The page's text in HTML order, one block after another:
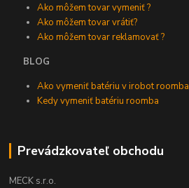
Ako môžem tovar vymeniť ?
Ako môžem tovar vrátiť?
Ako môžem tovar reklamovať ?
BLOG
Ako vymeniť batériu v irobot roomba
Kedy vymeniť batériu roomba
Prevádzkovateľ obchodu
MECK s.r.o.